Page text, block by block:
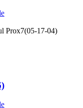
Prox7(05-17-04)